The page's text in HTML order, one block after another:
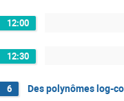
12:00
12:30
6 Des polynômes log-